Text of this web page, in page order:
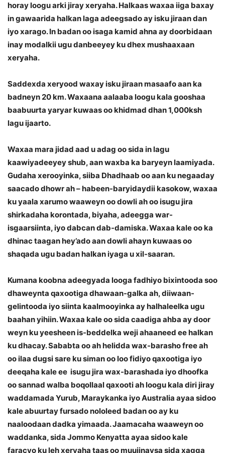
horay loogu arki jiray xeryaha. Halkaas waxaa iiga baxay
in gawaarida halkan laga adeegsado ay isku jiraan dan
iyo xarago. In badan oo isaga kamid ahna ay doorbidaan
inay modalkii ugu danbeeyey ku dhex mushaaxaan
xeryaha.
Saddexda xeryood waxay isku jiraan masaafo aan ka
badneyn 20 km. Waxaana aalaaba loogu kala gooshaa
baabuurta yaryar kuwaas oo khidmad dhan 1,000ksh
lagu ijaarto.
Waxaa mara jidad aad u adag oo sida in lagu
kaawiyadeeyey shub, aan waxba ka baryeyn laamiyada.
Gudaha xerooyinka, siiba Dhadhaab oo aan ku negaaday
saacado dhowr ah – habeen-baryidaydii kasokow, waxaa
ku yaala xarumo waaweyn oo dowli ah oo isugu jira
shirkadaha korontada, biyaha, adeegga war-
isgaarsiinta, iyo dabcan dab-damiska. Waxaa kale oo ka
dhinac taagan hey’ado aan dowli ahayn kuwaas oo
shaqada ugu badan halkan iyaga u xil-saaran.
Kumana koobna adeegyada looga fadhiyo bixintooda soo
dhaweynta qaxootiga dhawaan-galka ah, diiwaan-
gelintooda iyo siinta kaalmooyinka ay halhaleelka ugu
baahan yihiin. Waxaa kale oo sida caadiga ahba ay door
weyn ku yeesheen is-beddelka weji ahaaneed ee halkan
ku dhacay. Sababta oo ah helidda wax-barasho free ah
oo ilaa dugsi sare ku siman oo loo fidiyo qaxootiga iyo
deeqaha kale ee isugu jira wax-barashada iyo dhoofka
oo sannad walba boqollaal qaxooti ah loogu kala diri jiray
waddamada Yurub, Maraykanka iyo Australia ayaa sidoo
kale abuurtay fursado nololeed badan oo ay ku
naaloodaan dadka yimaada. Jaamacaha waaweyn oo
waddanka, sida Jommo Kenyatta ayaa sidoo kale
faracyo ku leh xeryaha taas oo muujinaysa sida xagga